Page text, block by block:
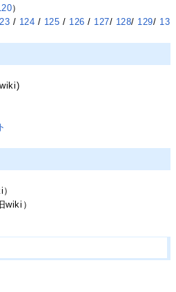
）
/ 124 / 125 / 126 / 127/ 128/ 129/ 13
wiki）